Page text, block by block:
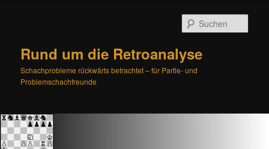
Rund um die Retroanalyse
Schachprobleme rückwärts betrachtet – für Partie- und
Problemschachfreunde